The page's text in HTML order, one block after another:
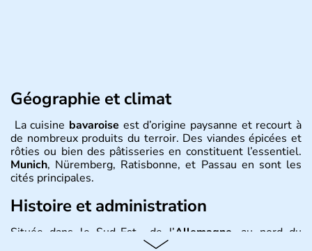
Géographie et climat
La cuisine bavaroise est d’origine paysanne et recourt à
de nombreux produits du terroir. Des viandes épicées et
rôties ou bien des pâtisseries en constituent l’essentiel.
Munich, Nüremberg, Ratisbonne, et Passau en sont les
cités principales.
Histoire et administration
Située dans le Sud-Est de l’Allemagne , au nord du
fait partie des seize